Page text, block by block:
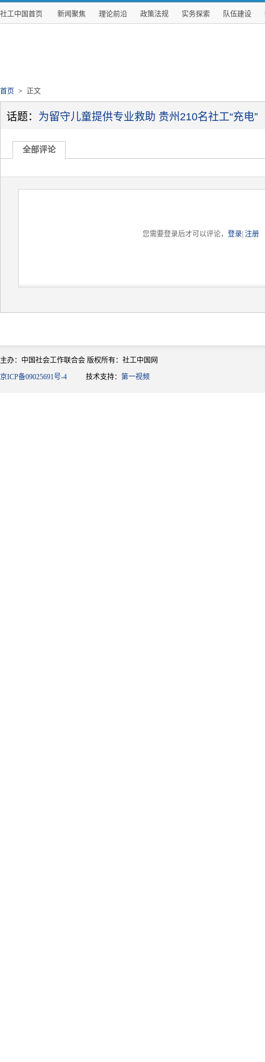
社工中国首页 新闻聚焦 理论前沿 政策法规 实务探索 队伍建设
首页 > 正文
话题： 为留守儿童提供专业救助 贵州210名社工“充电”
全部评论
您需要登录后才可以评论，登录 |注册
主办：中国社会工作联合会 版权所有：社工中国网
京ICP备09025691号-4 技术支持： 第一视频